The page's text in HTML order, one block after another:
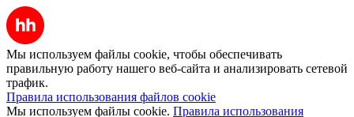
Мы используем файлы cookie, чтобы обеспечивать
правильную работу нашего веб-сайта и анализировать сетевой
трафик.
Правила использования файлов cookie
Мы используем файлы cookie. Правила использования